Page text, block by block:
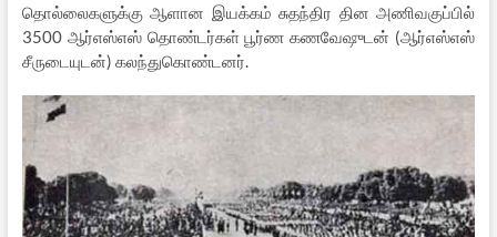
தொல்லைகளுக்கு ஆளான இயக்கம் சுதந்திர தின அணிவகுப்பில்
3500 ஆர்எஸ்எஸ் தொண்டர்கள் பூர்ண கணவேஷுடன் (ஆர்எஸ்எஸ்
சீருடையுடன்) கலந்துகொண்டனர்.